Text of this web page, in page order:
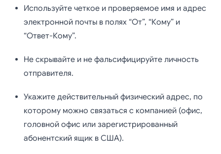
Используйте четкое и проверяемое имя и адрес
электронной почты в полях “От”, “Кому” и
“Ответ-Кому”.
Не скрывайте и не фальсифицируйте личность
отправителя.
Укажите действительный физический адрес, по
которому можно связаться с компанией (офис,
головной офис или зарегистрированный
абонентский ящик в США).